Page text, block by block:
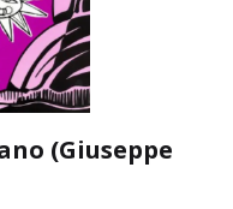
(Giuseppe